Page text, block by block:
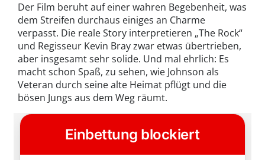
Der Film beruht auf einer wahren Begebenheit, was
dem Streifen durchaus einiges an Charme
verpasst. Die reale Story interpretieren „The Rock“
und Regisseur Kevin Bray zwar etwas übertrieben,
aber insgesamt sehr solide. Und mal ehrlich: Es
macht schon Spaß, zu sehen, wie Johnson als
Veteran durch seine alte Heimat pflügt und die
bösen Jungs aus dem Weg räumt.